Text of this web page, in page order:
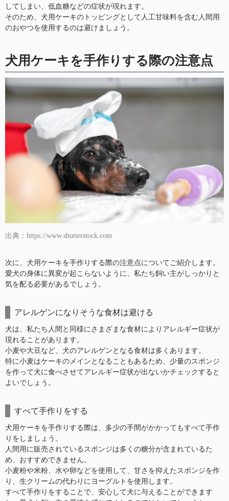
してしまい、低血糖などの症状が現れます。
そのため、犬用ケーキのトッピングとして人工甘味料を含む人間用
のおやつを使用するのは避けましょう。
犬用ケーキを手作りする際の注意点
出典：https://www.shutterstock.com
次に、犬用ケーキを手作りする際の注意点についてご紹介します。
愛犬の身体に異変が起こらないように、私たち飼い主がしっかりと
気を配る必要があるでしょう。
アレルゲンになりそうな食材は避ける
犬は、私たち人間と同様にさまざまな食材によりアレルギー症状が
現れることがあります。
小麦や大豆など、犬のアレルゲンとなる食材は多くあります。
特に小麦はケーキのメインとなることもあるため、少量のスポンジ
を作って犬に食べさせてアレルギー症状が出ないかチェックすると
よいでしょう。
すべて手作りをする
犬用ケーキを手作りする際は、多少の手間がかかってもすべて手作
りをしましょう。
人間用に販売されているスポンジは多くの糖分が含まれているた
め、おすすめできません。
小麦粉や米粉、水や卵などを使用して、甘さを抑えたスポンジを作
り、生クリームの代わりにヨーグルトを使用します。
すべて手作りをすることで、安心して犬に与えることができます